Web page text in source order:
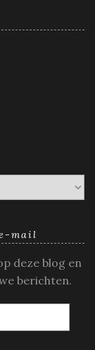
mail
deze blog en
berichten.